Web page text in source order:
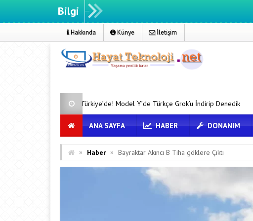
Bilgi
Hakkında Künye İletişim
Model Y’de Türkçe Grok’u İndirip Denedik Yapay zekada onlarca
ANA SAYFA HABER DONANIM
» Haber » Bayraktar Akıncı B Tiha göklere Çıktı